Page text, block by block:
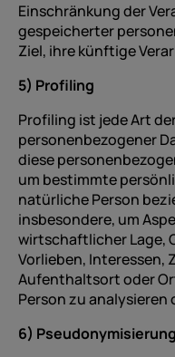
Einschränkung der
gespeicherter
Ziel, ihre künftige
5) Profiling
Profiling ist jede Art
personenbezogener
diese
um bestimmte
natürliche Person
insbesondere, um
wirtschaftlicher Lage,
Vorlieben, Interessen,
Aufenthaltsort oder
Person zu
6) Pseudonymisierung